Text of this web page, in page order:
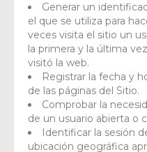
Generar un
el que se utiliza para
veces visita el sitio un
la primera y la última
visitó la web.
Registrar la fecha y
de las páginas del Sitio.
Comprobar la
de un usuario abierta o
Identificar la sesión
ubicación geográfica